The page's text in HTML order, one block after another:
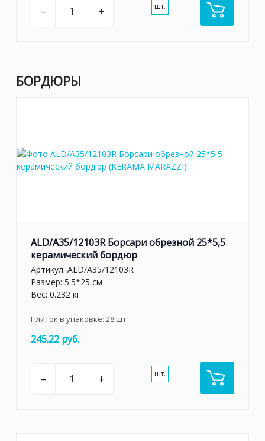
– + шт.
БОРДЮРЫ
ALD/A35/12103R Борсари обрезной 25*5,5
керамический бордюр
Артикул: ALD/A35/12103R
Размер: 5.5*25 см
Вес: 0.232 кг
Плиток в упаковке: 28шт
245.22 руб.
– + шт.